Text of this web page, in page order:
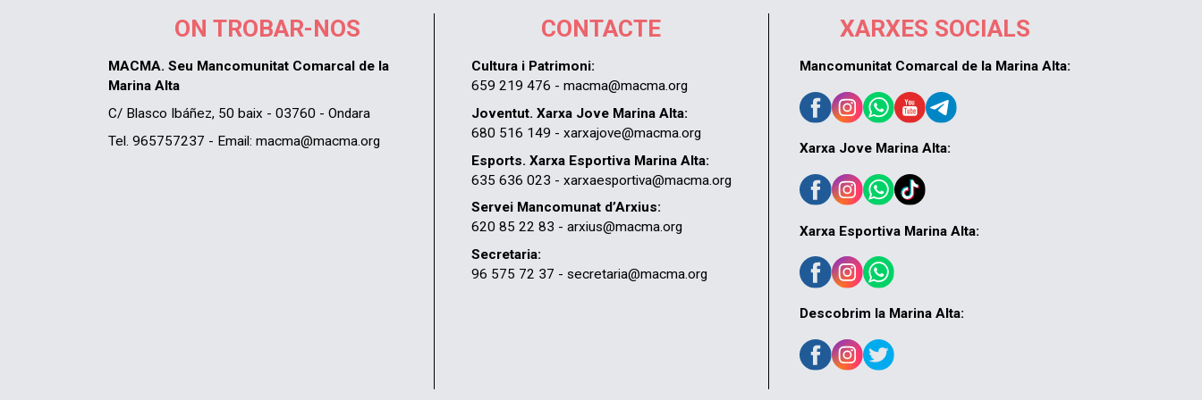
ON TROBAR-NOS
MACMA. Seu Mancomunitat Comarcal de la
Marina Alta
C/ Blasco Ibáñez, 50 baix - 03760 - Ondara
Tel. 965757237 - Email: macma@macma.org
CONTACTE
Cultura i Patrimoni:
659 219 476 - macma@macma.org
Joventut. Xarxa Jove Marina Alta:
680 516 149 - xarxajove@macma.org
Esports. Xarxa Esportiva Marina Alta:
635 636 023 - xarxaesportiva@macma.org
Servei Mancomunat d’Arxius:
620 85 22 83 - arxius@macma.org
Secretaria:
96 575 72 37 - secretaria@macma.org
XARXES SOCIALS
Mancomunitat Comarcal de la Marina Alta:
Xarxa Jove Marina Alta:
Xarxa Esportiva Marina Alta:
Descobrim la Marina Alta: